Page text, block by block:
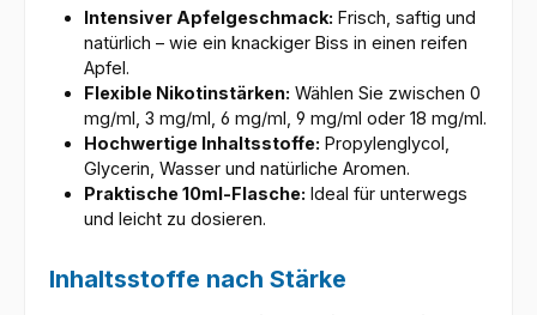
Intensiver Apfelgeschmack: Frisch, saftig und
natürlich – wie ein knackiger Biss in einen reifen
Apfel.
Flexible Nikotinstärken: Wählen Sie zwischen 0
mg/ml, 3 mg/ml, 6 mg/ml, 9 mg/ml oder 18 mg/ml.
Hochwertige Inhaltsstoffe: Propylenglycol,
Glycerin, Wasser und natürliche Aromen.
Praktische 10ml-Flasche: Ideal für unterwegs
und leicht zu dosieren.
Inhaltsstoffe nach Stärke